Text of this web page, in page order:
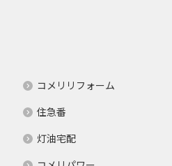
コメリリフォーム
住急番
灯油宅配